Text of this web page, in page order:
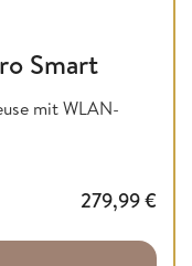
Smart
mit WLAN-
279,99€